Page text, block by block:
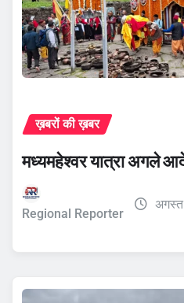
ख़बरों की ख़बर
मध्यमहेश्वर यात्रा अगले
Regional Reporter